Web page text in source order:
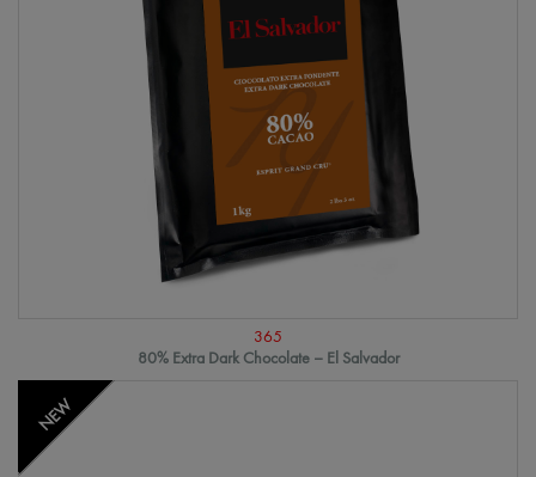
365
80% Extra Dark Chocolate – El Salvador
NEW